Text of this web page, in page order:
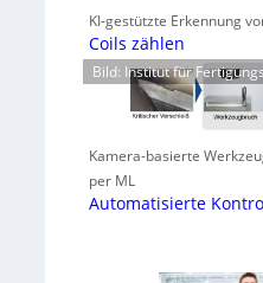
KI-gestützte Erkennung
Coils zählen
Bild: Institut für
Kamera-basierte
per ML
Automatisierte